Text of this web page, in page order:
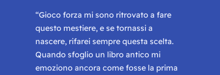
“Gioco forza mi sono ritrovato a fare
questo mestiere, e se tornassi a
nascere, rifarei sempre questa scelta.
Quando sfoglio un libro antico mi
emoziono ancora come fosse la prima